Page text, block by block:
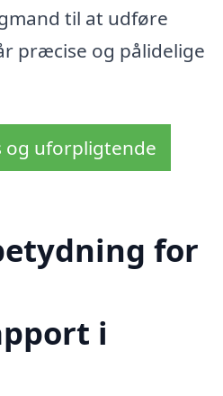
til at udføre
præcise og pålidelige
og uforpligtende
for
i